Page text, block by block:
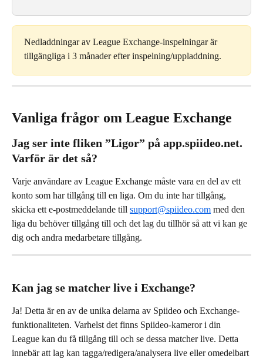
Nedladdningar av League Exchange-inspelningar är
tillgängliga i 3 månader efter inspelning/uppladdning.
Vanliga frågor om League Exchange
Jag ser inte fliken ”Ligor” på app.spiideo.net.
Varför är det så?
Varje användare av League Exchange måste vara en del av ett
konto som har tillgång till en liga. Om du inte har tillgång,
skicka ett e-postmeddelande till support@spiideo.com med den
liga du behöver tillgång till och det lag du tillhör så att vi kan ge
dig och andra medarbetare tillgång.
Kan jag se matcher live i Exchange?
Ja! Detta är en av de unika delarna av Spiideo och Exchange-
funktionaliteten. Varhelst det finns Spiideo-kameror i din
League kan du få tillgång till och se dessa matcher live. Detta
innebär att lag kan tagga/redigera/analysera live eller omedelbart